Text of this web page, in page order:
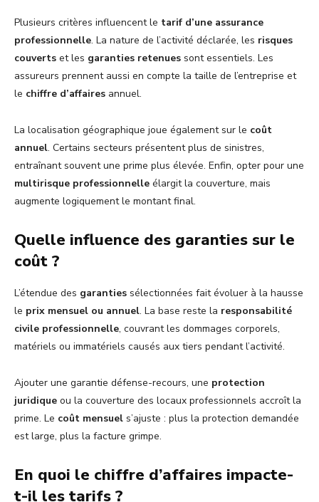
Plusieurs critères influencent le tarif d’une assurance
professionnelle. La nature de l’activité déclarée, les risques
couverts et les garanties retenues sont essentiels. Les
assureurs prennent aussi en compte la taille de l’entreprise et
le chiffre d’affaires annuel.
La localisation géographique joue également sur le coût
annuel. Certains secteurs présentent plus de sinistres,
entraînant souvent une prime plus élevée. Enfin, opter pour une
multirisque professionnelle élargit la couverture, mais
augmente logiquement le montant final.
Quelle influence des garanties sur le
coût ?
L’étendue des garanties sélectionnées fait évoluer à la hausse
le prix mensuel ou annuel. La base reste la responsabilité
civile professionnelle, couvrant les dommages corporels,
matériels ou immatériels causés aux tiers pendant l’activité.
Ajouter une garantie défense-recours, une protection
juridique ou la couverture des locaux professionnels accroît la
prime. Le coût mensuel s’ajuste : plus la protection demandée
est large, plus la facture grimpe.
En quoi le chiffre d’affaires impacte-
t-il les tarifs ?